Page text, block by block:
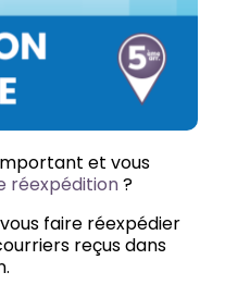
et vous
réexpédition?
faire réexpédier
reçus dans